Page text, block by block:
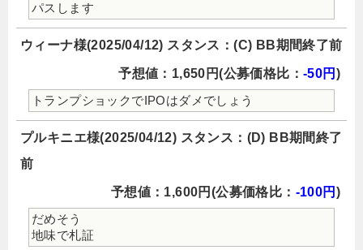
パスします
ウィーナ様(2025/04/12) スタンス：(C) BB期間終了前
予想値：1,650円(公募価格比： -50円 )
トランプショックでIPOはダメでしょう
プルキニエ様(2025/04/12) スタンス：(D) BB期間終了
前
予想値：1,600円(公募価格比： -100円 )
だめそう
地味で札証